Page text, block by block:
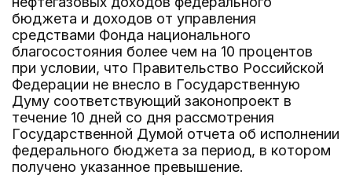
бюджета и доходов от управления
средствами Фонда национального
благосостояния более чем на 10 процентов
при условии, что Правительство Российской
Федерации не внесло в Государственную
Думу соответствующий законопроект в
течение 10 дней со дня рассмотрения
Государственной Думой отчета об исполнении
федерального бюджета за период, в котором
получено указанное превышение.